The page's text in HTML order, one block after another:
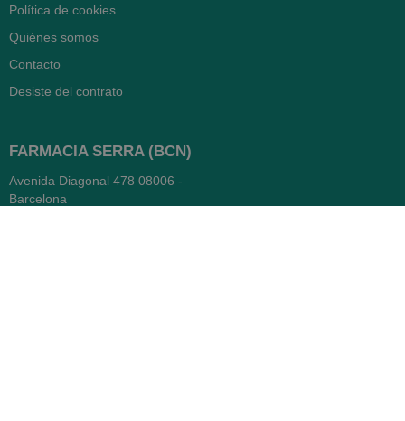
Política de cookies
Quiénes somos
Contacto
Desiste del contrato
FARMACIA SERRA (BCN)
Avenida Diagonal 478 08006 -
Barcelona